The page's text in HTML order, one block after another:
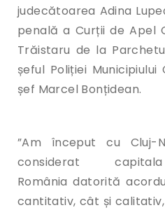
judecătoarea Adina
penală a Curții de Apel
Trăistaru de la
șeful Poliției
șef Marcel Bonțidean.
”Am început cu Cluj-
considerat
România datorită
cantitativ, cât și